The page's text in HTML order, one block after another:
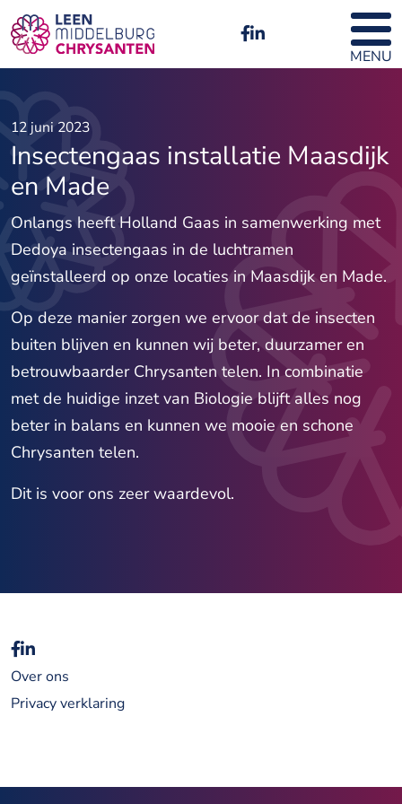
MENU
12 juni 2023
Insectengaas installatie Maasdijk
en Made
Onlangs heeft Holland Gaas in samenwerking met
Dedoya insectengaas in de luchtramen
geïnstalleerd op onze locaties in Maasdijk en Made.
Op deze manier zorgen we ervoor dat de insecten
buiten blijven en kunnen wij beter, duurzamer en
betrouwbaarder Chrysanten telen. In combinatie
met de huidige inzet van Biologie blijft alles nog
beter in balans en kunnen we mooie en schone
Chrysanten telen.
Dit is voor ons zeer waardevol.
Over ons
Privacy verklaring